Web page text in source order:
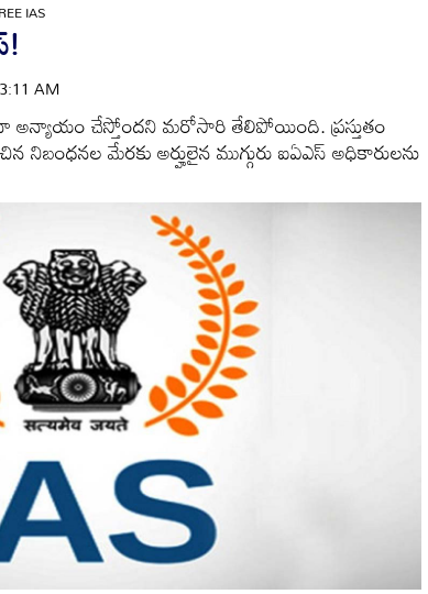
IAS
AM
అన్యాయం చేస్తోందని మరోసారి తేలిపోయింది. ప్రస్తుతం
నిబంధనల మేరకు అర్హులైన ముగ్గురు ఐఏఎస్‌ అధికారులను